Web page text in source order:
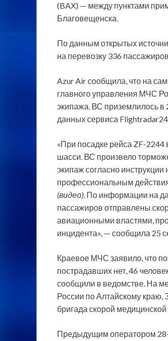
(BAX) — между пунктами
Благовещенска.
По данным открытых
на перевозку 336
Azur Air сообщила, что на
главного управления МЧС
экипажа. ВС приземлилось в
данных сервиса
«При посадке рейса ZF-2244
шасси. ВС произвело
экипаж согласно
профессиональным
(видео). По информации на
пассажиров отправлены
авиационными властями,
инцидента», — сообщила 25
Краевое МЧС заявило, что
пострадавших нет, 46
сообщили в ведомстве. На
России по Алтайскому
бригада скорой
Предыдущим оператором 28-